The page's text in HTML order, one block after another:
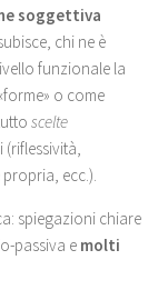
soggettiva
chi ne è
funzionale la
o come
scelte
ecc.).
spiegazioni chiare
passiva e molti